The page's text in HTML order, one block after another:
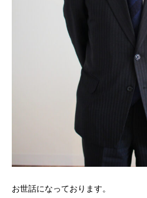
お世話になっております。